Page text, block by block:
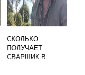
СКОЛЬКО
ПОЛУЧАЕТ
СВАРЩИК В